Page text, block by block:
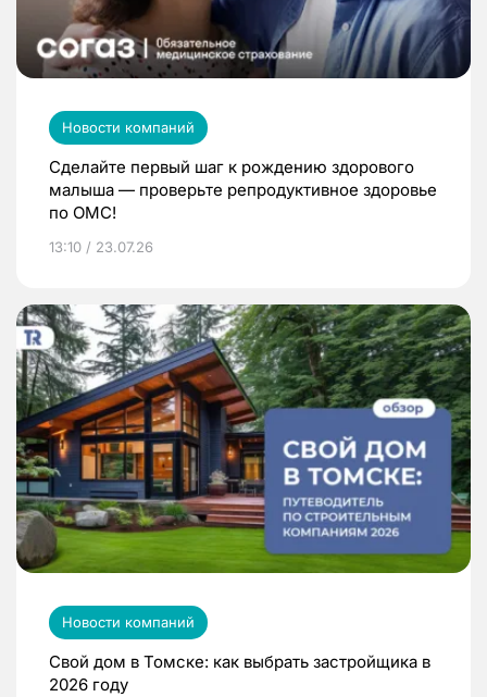
Новости компаний
Сделайте первый шаг к рождению здорового
малыша — проверьте репродуктивное здоровье
по ОМС!
13:10 / 23.07.26
Новости компаний
Свой дом в Томске: как выбрать застройщика в
2026 году